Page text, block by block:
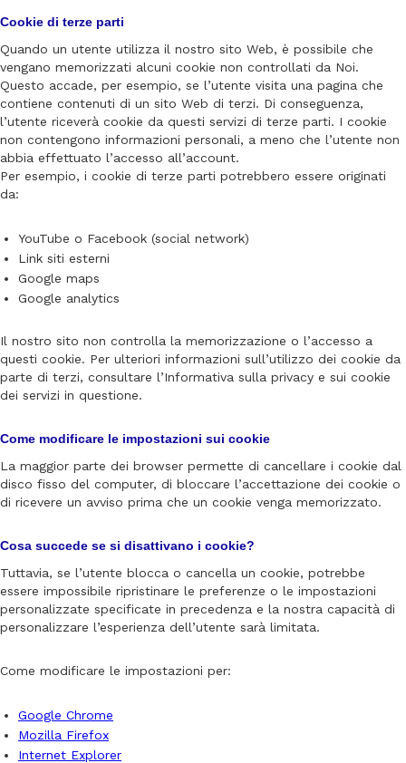
Cookie di terze parti
Quando un utente utilizza il nostro sito Web, è possibile che
vengano memorizzati alcuni cookie non controllati da Noi.
Questo accade, per esempio, se l’utente visita una pagina che
contiene contenuti di un sito Web di terzi. Di conseguenza,
l’utente riceverà cookie da questi servizi di terze parti. I cookie
non contengono informazioni personali, a meno che l’utente non
abbia effettuato l’accesso all’account.
Per esempio, i cookie di terze parti potrebbero essere originati
da:
YouTube o Facebook (social network)
Link siti esterni
Google maps
Google analytics
Il nostro sito non controlla la memorizzazione o l’accesso a
questi cookie. Per ulteriori informazioni sull’utilizzo dei cookie da
parte di terzi, consultare l’Informativa sulla privacy e sui cookie
dei servizi in questione.
Come modificare le impostazioni sui cookie
La maggior parte dei browser permette di cancellare i cookie dal
disco fisso del computer, di bloccare l’accettazione dei cookie o
di ricevere un avviso prima che un cookie venga memorizzato.
Cosa succede se si disattivano i cookie?
Tuttavia, se l’utente blocca o cancella un cookie, potrebbe
essere impossibile ripristinare le preferenze o le impostazioni
personalizzate specificate in precedenza e la nostra capacità di
personalizzare l’esperienza dell’utente sarà limitata.
Come modificare le impostazioni per:
Google Chrome
Mozilla Firefox
Internet Explorer